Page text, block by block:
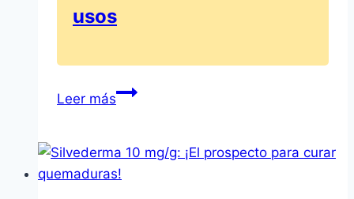
con
usos
Leer másBetadine:
qué
sirve